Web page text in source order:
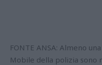
FONTE ANSA: Almeno
Mobile della polizia